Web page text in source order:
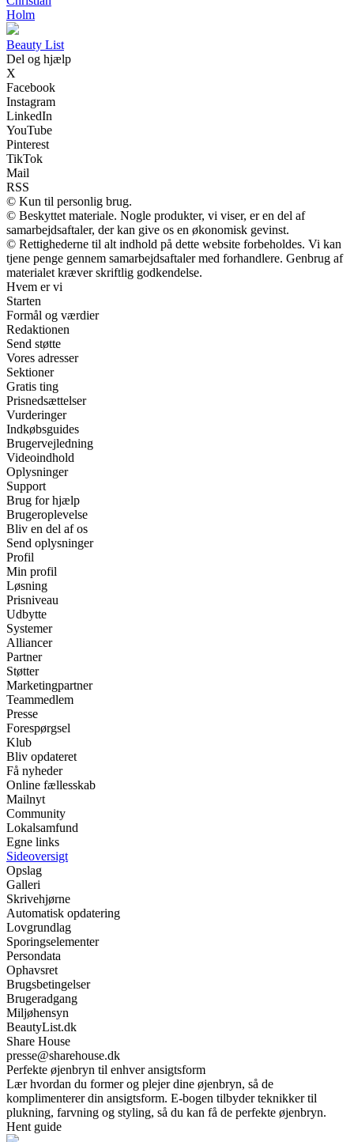
Holm
Beauty List
Del og hjælp
X
Facebook
Instagram
LinkedIn
YouTube
Pinterest
TikTok
Mail
RSS
© Kun til personlig brug.
© Beskyttet materiale. Nogle produkter, vi viser, er en del af
samarbejdsaftaler, der kan give os en økonomisk gevinst.
© Rettighederne til alt indhold på dette website forbeholdes. Vi kan
tjene penge gennem samarbejdsaftaler med forhandlere. Genbrug af
materialet kræver skriftlig godkendelse.
Hvem er vi
Starten
Formål og værdier
Redaktionen
Send støtte
Vores adresser
Sektioner
Gratis ting
Prisnedsættelser
Vurderinger
Indkøbsguides
Brugervejledning
Videoindhold
Oplysninger
Support
Brug for hjælp
Brugeroplevelse
Bliv en del af os
Send oplysninger
Profil
Min profil
Løsning
Prisniveau
Udbytte
Systemer
Alliancer
Partner
Støtter
Marketingpartner
Teammedlem
Presse
Forespørgsel
Klub
Bliv opdateret
Få nyheder
Online fællesskab
Mailnyt
Community
Lokalsamfund
Egne links
Sideoversigt
Opslag
Galleri
Skrivehjørne
Automatisk opdatering
Lovgrundlag
Sporingselementer
Persondata
Ophavsret
Brugsbetingelser
Brugeradgang
Miljøhensyn
BeautyList.dk
Share House
presse@sharehouse.dk
Perfekte øjenbryn til enhver ansigtsform
Lær hvordan du former og plejer dine øjenbryn, så de
komplimenterer din ansigtsform. E-bogen tilbyder teknikker til
plukning, farvning og styling, så du kan få de perfekte øjenbryn.
Hent guide